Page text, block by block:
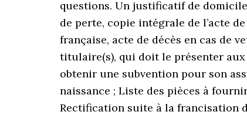
questions. Un justificatif de
de perte, copie intégrale de l’acte
française, acte de décès en cas de
titulaire(s), qui doit le présenter
obtenir une subvention pour son
naissance ; Liste des pièces à
Rectification suite à la francisation